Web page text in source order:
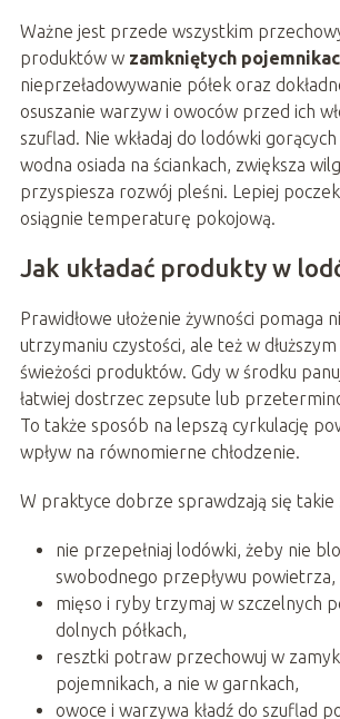
Ważne jest przede wszystkim
produktów w zamkniętych
nieprzeładowywanie półek oraz
osuszanie warzyw i owoców przed ich
szuflad. Nie wkładaj do lodówki
wodna osiada na ściankach, zwiększa
przyspiesza rozwój pleśni. Lepiej
osiągnie temperaturę pokojową.
Jak układać produkty w
Prawidłowe ułożenie żywności pomaga
utrzymaniu czystości, ale też w
świeżości produktów. Gdy w środku
łatwiej dostrzec zepsute lub
To także sposób na lepszą cyrkulację
wpływ na równomierne chłodzenie.
W praktyce dobrze sprawdzają się takie
nie przepełniaj lodówki, żeby nie
swobodnego przepływu powietrza,
mięso i ryby trzymaj w szczelnych
dolnych półkach,
resztki potraw przechowuj w
pojemnikach, a nie w garnkach,
owoce i warzywa kładź do szuflad